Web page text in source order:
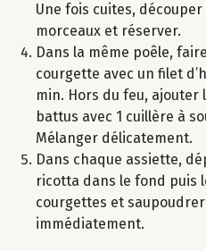
Une fois cuites,
morceaux et réserver.
Dans la même poêle,
courgette avec un filet
min. Hors du feu, ajouter
battus avec 1 cuillère à
Mélanger délicatement.
Dans chaque assiette,
ricotta dans le fond puis
courgettes et
immédiatement.